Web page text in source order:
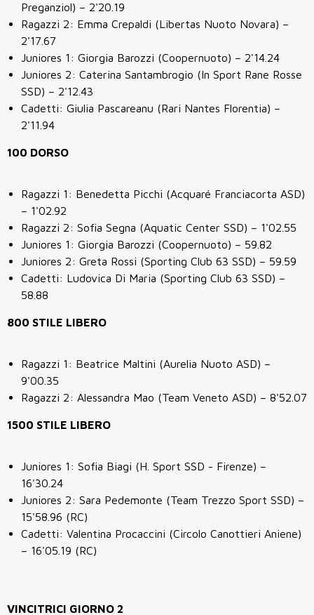
Preganziol) – 2'20.19
Ragazzi 2: Emma Crepaldi (Libertas Nuoto Novara) –
2'17.67
Juniores 1: Giorgia Barozzi (Coopernuoto) – 2'14.24
Juniores 2: Caterina Santambrogio (In Sport Rane Rosse
SSD) – 2'12.43
Cadetti: Giulia Pascareanu (Rari Nantes Florentia) –
2'11.94
100 DORSO
Ragazzi 1: Benedetta Picchi (Acquaré Franciacorta ASD)
– 1'02.92
Ragazzi 2: Sofia Segna (Aquatic Center SSD) – 1'02.55
Juniores 1: Giorgia Barozzi (Coopernuoto) – 59.82
Juniores 2: Greta Rossi (Sporting Club 63 SSD) – 59.59
Cadetti: Ludovica Di Maria (Sporting Club 63 SSD) –
58.88
800 STILE LIBERO
Ragazzi 1: Beatrice Maltini (Aurelia Nuoto ASD) –
9'00.35
Ragazzi 2: Alessandra Mao (Team Veneto ASD) – 8'52.07
1500 STILE LIBERO
Juniores 1: Sofia Biagi (H. Sport SSD - Firenze) –
16'30.24
Juniores 2: Sara Pedemonte (Team Trezzo Sport SSD) –
15'58.96 (RC)
Cadetti: Valentina Procaccini (Circolo Canottieri Aniene)
– 16'05.19 (RC)
VINCITRICI GIORNO 2